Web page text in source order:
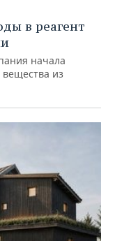
в реагент
начала
вещества из